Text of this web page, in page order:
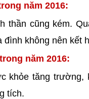
năm 2016:
thần cũng kém.
không nên kết
năm 2016:
khỏe tăng
tích.